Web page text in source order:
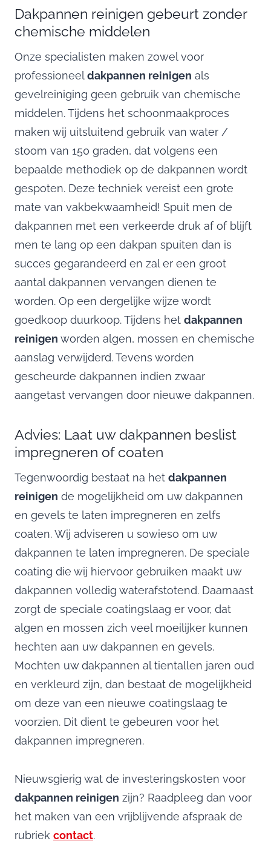
Dakpannen reinigen gebeurt zonder
chemische middelen
Onze specialisten maken zowel voor
professioneeldakpannen reinigen als
gevelreiniging geen gebruik van chemische
middelen. Tijdens het schoonmaakproces
maken wij uitsluitend gebruik van water /
stoom van 150 graden, dat volgens een
bepaalde methodiek op de dakpannen wordt
gespoten. Deze techniek vereist een grote
mate van vakbekwaamheid! Spuit men de
dakpannen met een verkeerde druk af of blijft
men te lang op een dakpan spuiten dan is
succes gegarandeerd en zal er een groot
aantal dakpannen vervangen dienen te
worden. Op een dergelijke wijze wordt
goedkoop duurkoop. Tijdens het dakpannen
reinigen worden algen, mossen en chemische
aanslag verwijderd. Tevens worden
gescheurde dakpannen indien zwaar
aangetast vervangen door nieuwe dakpannen.
Advies: Laat uw dakpannen beslist
impregneren of coaten
Tegenwoordig bestaat na het dakpannen
reinigen de mogelijkheid om uw dakpannen
en gevels te laten impregneren en zelfs
coaten. Wij adviseren u sowieso om uw
dakpannen te laten impregneren. De speciale
coating die wij hiervoor gebruiken maakt uw
dakpannen volledig waterafstotend. Daarnaast
zorgt de speciale coatingslaag er voor, dat
algen en mossen zich veel moeilijker kunnen
hechten aan uw dakpannen en gevels.
Mochten uw dakpannen al tientallen jaren oud
en verkleurd zijn, dan bestaat de mogelijkheid
om deze van een nieuwe coatingslaag te
voorzien. Dit dient te gebeuren voor het
dakpannen impregneren.
Nieuwsgierig wat de investeringskosten voor
dakpannen reinigen zijn? Raadpleeg dan voor
het maken van een vrijblijvende afspraak de
rubriek contact.